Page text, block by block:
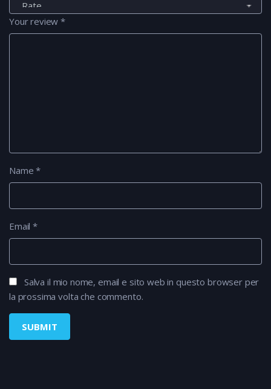
Your review*
Name*
Email*
Salva il mio nome, email e sito web in questo browser per
la prossima volta che commento.